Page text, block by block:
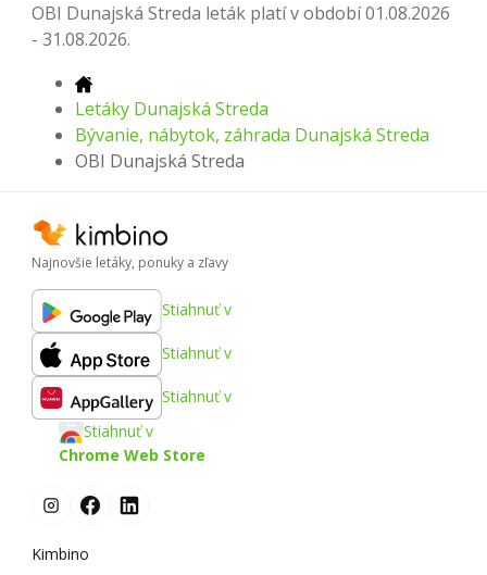
OBI Dunajská Streda leták platí v období 01.08.2026
- 31.08.2026.
Letáky Dunajská Streda
Bývanie, nábytok, záhrada Dunajská Streda
OBI Dunajská Streda
Najnovšie letáky, ponuky a zľavy
Stiahnuť v
Stiahnuť v
Stiahnuť v
Stiahnuť v
Chrome Web Store
Kimbino